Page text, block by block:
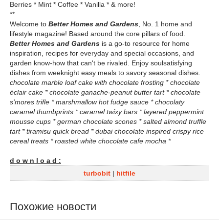
Berries * Mint * Coffee * Vanilla * & more!
**
Welcome to Better Homes and Gardens , No. 1 home and
lifestyle magazine! Based around the core pillars of food.
Better Homes and Gardens is a go-to resource for home
inspiration, recipes for everyday and special occasions, and
garden know-how that can't be rivaled. Enjoy soulsatisfying
dishes from weeknight easy meals to savory seasonal dishes.
chocolate marble loaf cake with chocolate frosting * chocolate
éclair cake * chocolate ganache-peanut butter tart * chocolate
s’mores trifle * marshmallow hot fudge sauce * chocolaty
caramel thumbprints * caramel twixy bars * layered peppermint
mousse cups * german chocolate scones * salted almond truffle
tart * tiramisu quick bread * dubai chocolate inspired crispy rice
cereal treats * roasted white chocolate cafe mocha *
d o w n l o a d :
turbobit | hitfile
Похожие новости